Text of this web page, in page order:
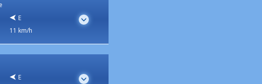
E
11 km/h
E